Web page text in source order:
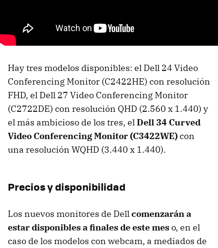
Hay tres modelos disponibles: el Dell 24 Video
Conferencing Monitor (C2422HE) con resolución
FHD, el Dell 27 Video Conferencing Monitor
(C2722DE) con resolución QHD (2.560 x 1.440) y
el más ambicioso de los tres, elDell 34 Curved
Video Conferencing Monitor (C3422WE)con
una resolución WQHD (3.440 x 1.440).
Precios y disponibilidad
Los nuevos monitores de Dellcomenzarán a
estar disponibles a finales de este meso, en el
caso de los modelos con webcam, a mediados de